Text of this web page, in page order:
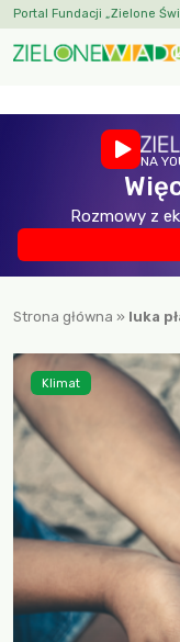
Portal Fundacji „Zielone
NA
Rozmowy z
Strona główna » luka
Klimat